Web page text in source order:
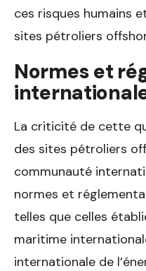
ces risques humains
sites pétroliers
Normes et
La criticité de cette
des sites pétroliers
communauté
normes et
telles que celles
maritime
internationale de